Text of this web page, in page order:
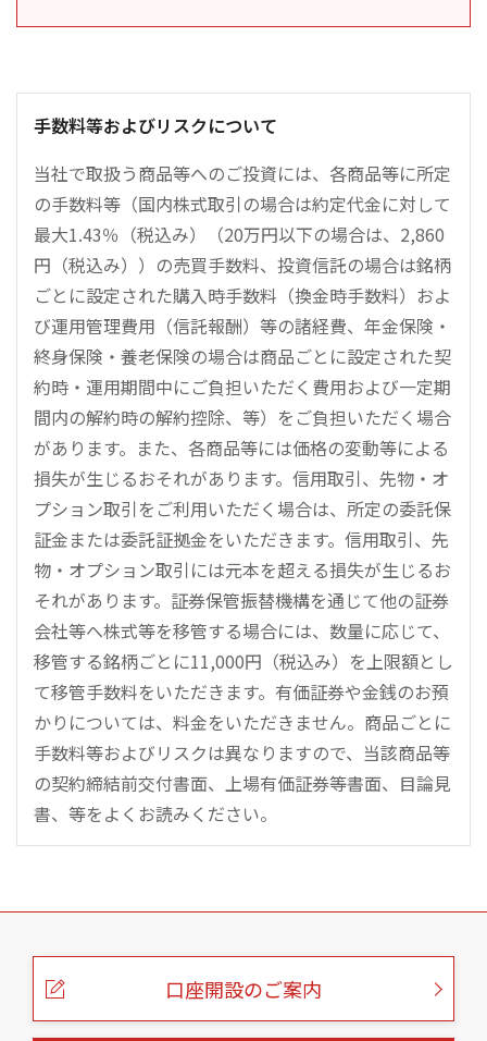
手数料等およびリスクについて
当社で取扱う商品等へのご投資には、各商品等に所定
の手数料等（国内株式取引の場合は約定代金に対して
最大1.43％（税込み）（20万円以下の場合は、2,860
円（税込み））の売買手数料、投資信託の場合は銘柄
ごとに設定された購入時手数料（換金時手数料）およ
び運用管理費用（信託報酬）等の諸経費、年金保険・
終身保険・養老保険の場合は商品ごとに設定された契
約時・運用期間中にご負担いただく費用および一定期
間内の解約時の解約控除、等）をご負担いただく場合
があります。また、各商品等には価格の変動等による
損失が生じるおそれがあります。信用取引、先物・オ
プション取引をご利用いただく場合は、所定の委託保
証金または委託証拠金をいただきます。信用取引、先
物・オプション取引には元本を超える損失が生じるお
それがあります。証券保管振替機構を通じて他の証券
会社等へ株式等を移管する場合には、数量に応じて、
移管する銘柄ごとに11,000円（税込み）を上限額とし
て移管手数料をいただきます。有価証券や金銭のお預
かりについては、料金をいただきません。商品ごとに
手数料等およびリスクは異なりますので、当該商品等
の契約締結前交付書面、上場有価証券等書面、目論見
書、等をよくお読みください。
こ
口座開設のご案内